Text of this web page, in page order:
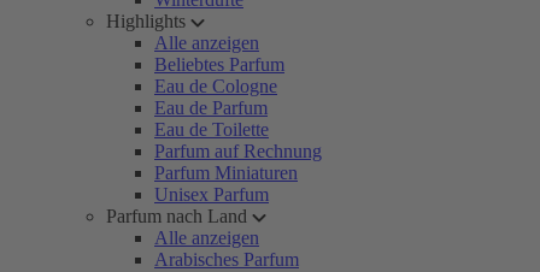
Highlights
Alle anzeigen
Beliebtes Parfum
Eau de Cologne
Eau de Parfum
Eau de Toilette
Parfum auf Rechnung
Parfum Miniaturen
Unisex Parfum
Parfum nach Land
Alle anzeigen
Arabisches Parfum